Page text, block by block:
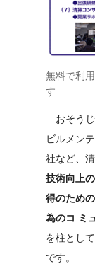
無料で利
す
おそうじ
ビルメン
社など、
技術向上
得のため
為のコ ミ
を柱とし
です。